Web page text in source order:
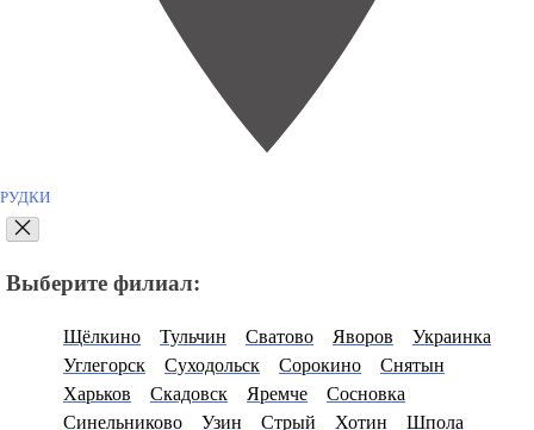
РУДКИ
Выберите филиал:
Щёлкино Тульчин Сватово Яворов
Украинка
Углегорск
Суходольск Сорокино
Снятын
Харьков
Скадовск Яремче
Сосновка
Синельниково
Узин Стрый Хотин
Шпола